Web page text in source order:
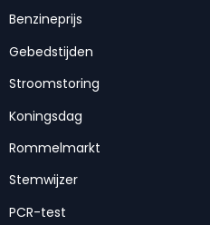
Benzineprijs
Gebedstijden
Stroomstoring
Koningsdag
Rommelmarkt
Stemwijzer
PCR-test